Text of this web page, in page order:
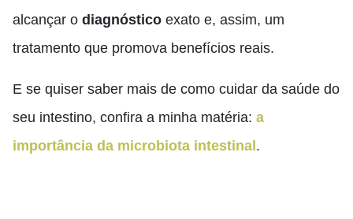
alcançar o diagnóstico exato e, assim, um
tratamento que promova benefícios reais.
E se quiser saber mais de como cuidar da saúde do
seu intestino, confira a minha matéria: a
importância da microbiota intestinal .